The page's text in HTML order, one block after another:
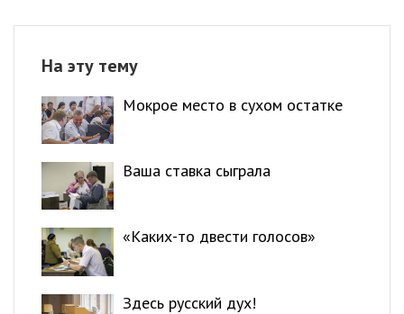
На эту тему
Мокрое место в сухом остатке
Ваша ставка сыграла
«Каких-то двести голосов»
Здесь русский дух!